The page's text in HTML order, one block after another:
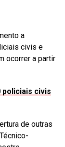
a
civis e
ocorrer a partir
policiais civis
de outras